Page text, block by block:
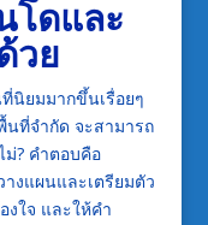
โดและ
วย
นิยมมากขึ้นเรื่อยๆ
ที่จำกัด จะสามารถ
ม่? คำตอบคือ
างแผนและเตรียมตัว
ใจ และให้คำ